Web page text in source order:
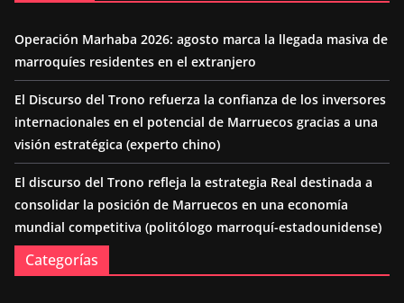
Operación Marhaba 2026: agosto marca la llegada masiva de
marroquíes residentes en el extranjero
El Discurso del Trono refuerza la confianza de los inversores
internacionales en el potencial de Marruecos gracias a una
visión estratégica (experto chino)
El discurso del Trono refleja la estrategia Real destinada a
consolidar la posición de Marruecos en una economía
mundial competitiva (politólogo marroquí-estadounidense)
Categorías